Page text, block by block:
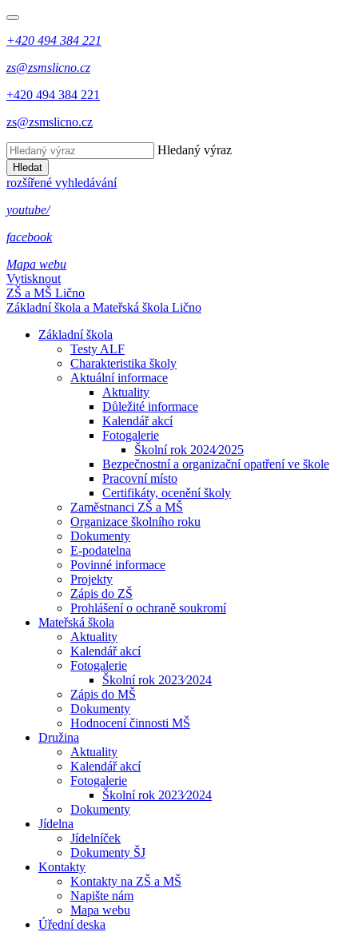
+420 494 384 221
zs@zsmslicno.cz
+420 494 384 221
zs@zsmslicno.cz
Hledaný výraz
Hledat
rozšířené vyhledávání
youtube/
facebook
Mapa webu
Vytisknout
ZŠ a MŠ Lično
Základní škola a Mateřská škola Lično
Základní škola
Testy ALF
Charakteristika školy
Aktuální informace
Aktuality
Důležité informace
Kalendář akcí
Fotogalerie
Školní rok 2024⁄2025
Bezpečnostní a organizační opatření ve škole
Pracovní místo
Certifikáty, ocenění školy
Zaměstnanci ZŠ a MŠ
Organizace školního roku
Dokumenty
E-podatelna
Povinné informace
Projekty
Zápis do ZŠ
Prohlášení o ochraně soukromí
Mateřská škola
Aktuality
Kalendář akcí
Fotogalerie
Školní rok 2023⁄2024
Zápis do MŠ
Dokumenty
Hodnocení činnosti MŠ
Družina
Aktuality
Kalendář akcí
Fotogalerie
Školní rok 2023⁄2024
Dokumenty
Jídelna
Jídelníček
Dokumenty ŠJ
Kontakty
Kontakty na ZŠ a MŠ
Napište nám
Mapa webu
Úřední deska